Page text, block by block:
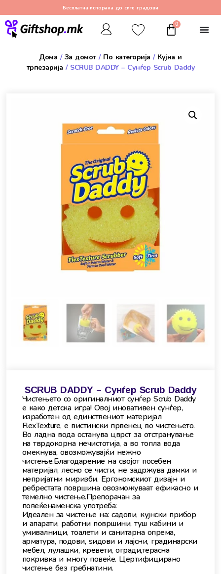
Бесплатна испорака до сите градови
0
Дома / За домот/ По категорија / Кујна и
трпезарија / SCRUB DADDY – Сунѓер Scrub Daddy
SCRUB DADDY – Сунѓер Scrub Daddy
Чистењето со оригиналниот сунѓер Scrub Daddy
е како детска игра! Овој иновативен сунѓер,
изработен од единствениот материјал
FlexTexture, е вистински првенец во чистењето.
Во ладна вода останува цврст за отстранување
на тврдокорна нечистотија, а во топла вода
омекнува, овозможувајќи нежно
чистење.Благодарение на својот посебен
материјал, лесно се чисти, не задржува дамки и
непријатни миризби. Ергономскиот дизајн и
ребрестата површина овозможуваат ефикасно и
темелно чистење.Препорачан за
повеќенаменска употреба:
Идеален за чистење на: садови, кујнски прибор
и апарати, работни површини, туш кабини и
умивалници, тоалети и санитарна опрема,
арматура, подови, ѕидови и лајсни, градинарски
мебел, лулашки, кревети, огради,терасна
покривка и многу повеќе. Цертифицирано
чистење без гребнатини.